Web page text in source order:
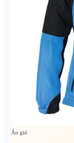
Áo gió